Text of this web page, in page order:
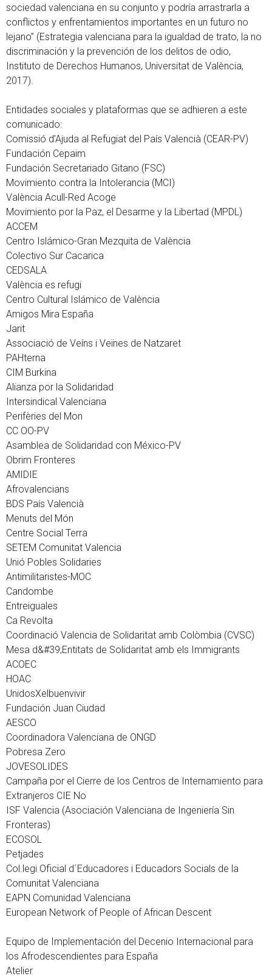
sociedad valenciana en su conjunto y podría arrastrarla a
conflictos y enfrentamientos importantes en un futuro no
lejano” (Estrategia valenciana para la igualdad de trato, la no
discriminación y la prevención de los delitos de odio,
Instituto de Derechos Humanos, Universitat de València,
2017).
Entidades sociales y plataformas que se adhieren a este
comunicado:
Comissió d’Ajuda al Refugiat del País Valencià (CEAR-PV)
Fundación Cepaim
Fundación Secretariado Gitano (FSC)
Movimiento contra la Intolerancia (MCI)
València Acull-Red Acoge
Movimiento por la Paz, el Desarme y la Libertad (MPDL)
ACCEM
Centro Islámico-Gran Mezquita de València
Colectivo Sur Cacarica
CEDSALA
València es refugi
Centro Cultural Islámico de València
Amigos Mira España
Jarit
Associació de Veíns i Veïnes de Natzaret
PAHterna
CIM Burkina
Alianza por la Solidaridad
Intersindical Valenciana
Perifèries del Mon
CC OO-PV
Asamblea de Solidaridad con México-PV
Obrim Fronteres
AMIDIE
Afrovalencians
BDS País Valencià
Menuts del Món
Centre Social Terra
SETEM Comunitat Valencia
Unió Pobles Solidaries
Antimilitaristes-MOC
Candombe
Entreiguales
Ca Revolta
Coordinació Valencia de Solidaritat amb Colòmbia (CVSC)
Mesa d&#39;Entitats de Solidaritat amb els Immigrants
ACOEC
HOAC
UnidosXelbuenvivir
Fundación Juan Ciudad
AESCO
Coordinadora Valenciana de ONGD
Pobresa Zero
JOVESOLIDES
Campaña por el Cierre de los Centros de Internamiento para
Extranjeros CIE No
ISF Valencia (Asociación Valenciana de Ingeniería Sin
Fronteras)
ECOSOL
Petjades
Col.legi Oficial d´Educadores i Educadors Socials de la
Comunitat Valenciana
EAPN Comunidad Valenciana
European Network of People of African Descent
Equipo de Implementación del Decenio Internacional para
los Afrodescendientes para España
Atelier